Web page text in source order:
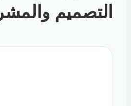
التصميم